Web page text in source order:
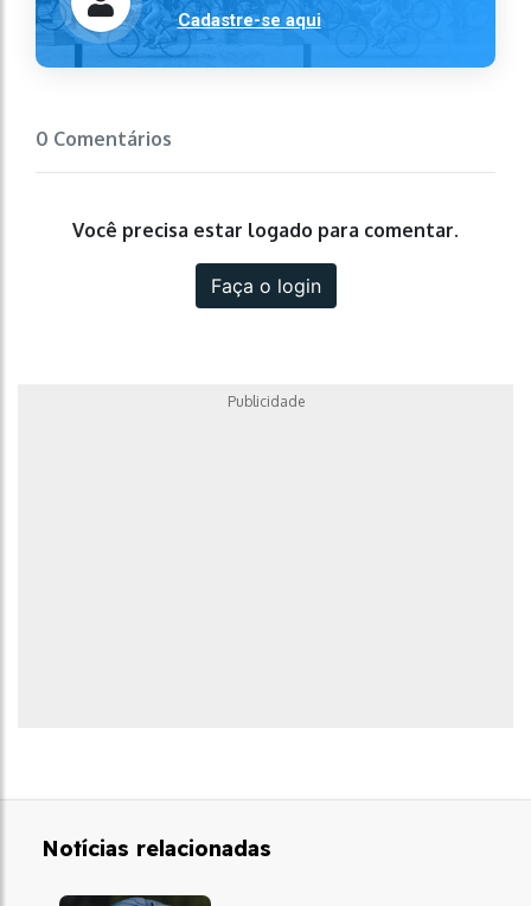
Cadastre-se aqui
0 Comentários
Você precisa estar logado para comentar.
Faça o login
Publicidade
Notícias relacionadas